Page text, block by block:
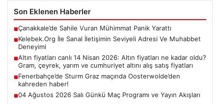
Son Eklenen Haberler
■Çanakkale’de Sahile Vuran Mühimmat Panik Yarattı
■Kelebek.Org İle Sanal İletişimin Seviyeli Adresi Ve Muhabbet
Deneyimi
■Altın fiyatları canlı 14 Nisan 2026: Altın fiyatları ne kadar oldu?
Gram, çeyrek, yarım ve cumhuriyet altını alış satış fiyatları
■Fenerbahçe’de Sturm Graz maçında Oosterwolde’den
kahreden haber!
■04 Ağustos 2026 Salı Günkü Maç Programı ve Yayın Akışları